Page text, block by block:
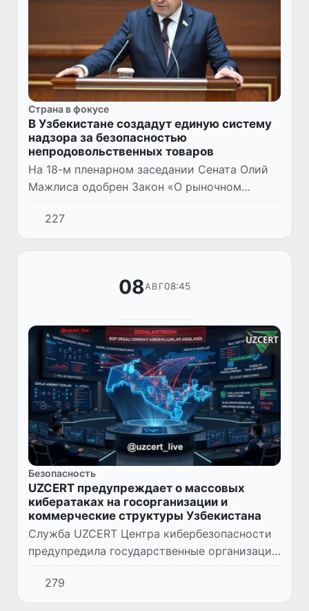
Страна в фокусе
В Узбекистане создадут единую систему
надзора за безопасностью
непродовольственных товаров
На 18-м пленарном заседании Сената Олий
Мажлиса одобрен Закон «О рыночном
надзоре», который вводит единый механизм
контроля за безопасностью
непродовольственных товаров. Документ п...
227
08АВГ08:45
Безопасность
UZCERT предупреждает о массовых
кибератаках на госорганизации и
коммерческие структуры Узбекистана
Служба UZCERT Центра кибербезопасности
предупредила государственные организации
и коммерческие структуры Узбекистана о
массовых кибератаках на компьютеры и
серверы с использованием...
279